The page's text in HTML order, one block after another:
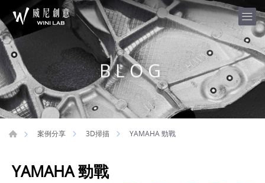
BLOG
案例分享 3D掃描 YAMAHA 勁戰
YAMAHA 勁戰